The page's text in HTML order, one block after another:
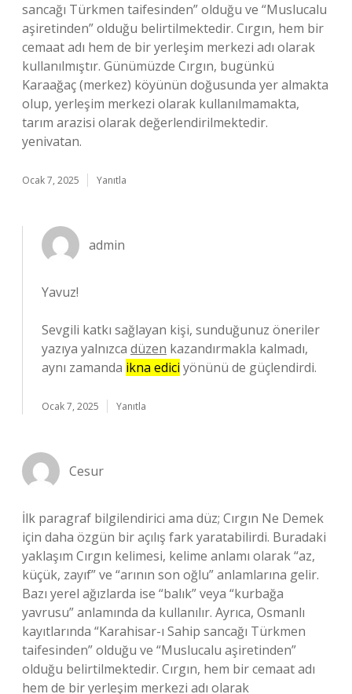
sancağı Türkmen taifesinden” olduğu ve “Muslucalu
aşiretinden” olduğu belirtilmektedir. Cırgın, hem bir
cemaat adı hem de bir yerleşim merkezi adı olarak
kullanılmıştır. Günümüzde Cırgın, bugünkü
Karaağaç (merkez) köyünün doğusunda yer almakta
olup, yerleşim merkezi olarak kullanılmamakta,
tarım arazisi olarak değerlendirilmektedir.
yenivatan.
Ocak 7, 2025 Yanıtla
admin
Yavuz!
Sevgili katkı sağlayan kişi, sunduğunuz öneriler
yazıya yalnızca düzen kazandırmakla kalmadı,
aynı zamanda ikna edici yönünü de güçlendirdi.
Ocak 7, 2025 Yanıtla
Cesur
İlk paragraf bilgilendirici ama düz; Cırgın Ne Demek
için daha özgün bir açılış fark yaratabilirdi. Buradaki
yaklaşım Cırgın kelimesi, kelime anlamı olarak “az,
küçük, zayıf” ve “arının son oğlu” anlamlarına gelir.
Bazı yerel ağızlarda ise “balık” veya “kurbağa
yavrusu” anlamında da kullanılır. Ayrıca, Osmanlı
kayıtlarında “Karahisar-ı Sahip sancağı Türkmen
taifesinden” olduğu ve “Muslucalu aşiretinden”
olduğu belirtilmektedir. Cırgın, hem bir cemaat adı
hem de bir yerleşim merkezi adı olarak